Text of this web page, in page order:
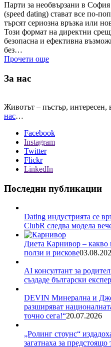
Парти за необвързани в
(speed dating) стават все по-
търсят сериозна връзка или
Този формат на директни
безопасна и ефективна
без…
Прочети още
За нас
Животът – пъстър, интересен,
нас…
Facebook
Instagram
Twitter
Flickr
LinkedIn
Последни публикации
Dating индустрията се
ClubR следва модела
Диета Карнивор – какво
ползи и рискове
AI консултант за
създаде български
DEVIN Минерална и
разширяват
точно сега!“20.07.2026
„Ролинг стоунс“
загатнаха за предстоящо